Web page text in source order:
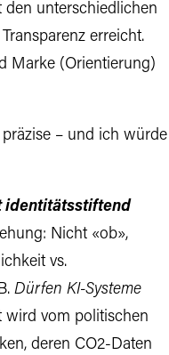
unterschiedlichen
erreicht.
Marke (Orientierung)
– und ich würde
identitätsstiftend
Nicht «ob»,
vs.
Dürfen KI-Systeme
wird vom politischen
deren CO2-Daten